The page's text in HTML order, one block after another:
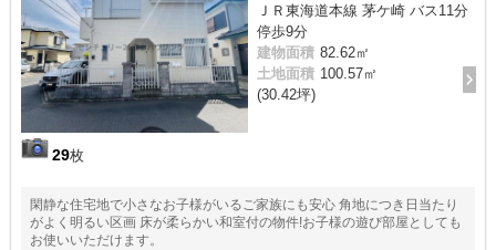
29枚
ＪＲ東海道本線 茅ケ崎 バス11分
停歩9分
建物面積 82.62㎡
土地面積 100.57㎡
(30.42坪)
閑静な住宅地で小さなお子様がいるご家族にも安心 角地につき日当たり
がよく明るい区画 床が柔らかい和室付の物件!お子様の遊び部屋としても
お使いいただけます。